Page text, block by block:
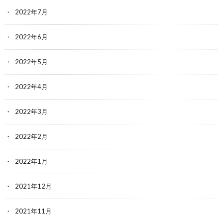
2022年7月
2022年6月
2022年5月
2022年4月
2022年3月
2022年2月
2022年1月
2021年12月
2021年11月